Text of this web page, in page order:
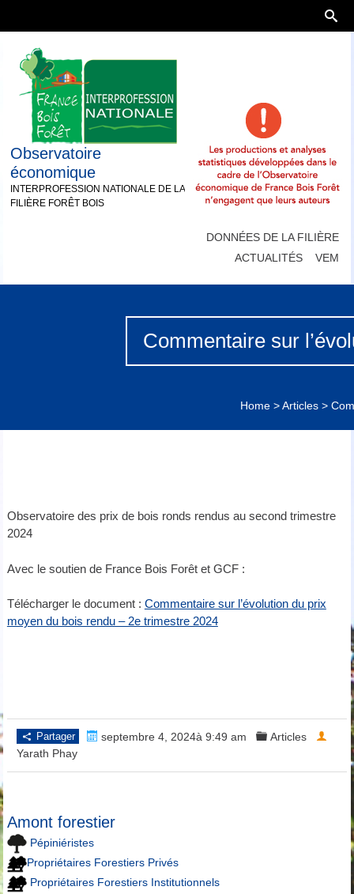
Observatoire
économique
INTERPROFESSION NATIONALE DE LA
FILIÈRE FORÊT BOIS
DONNÉES DE LA FILIÈRE
ACTUALITÉS
VEM
Commentaire sur
Home>Articles>
Observatoire des prix de bois ronds rendus au secondtrimestre
2024
Avec le soutien de France Bois Forêt et GCF :
Télécharger le document : Commentaire sur l’évolution du prix
moyen du bois rendu – 2e trimestre 2024
Partager septembre 4, 2024à 9:49 am
Articles
Yarath Phay
Amont forestier
Pépiniéristes
Propriétaires Forestiers Privés
Propriétaires Forestiers Institutionnels